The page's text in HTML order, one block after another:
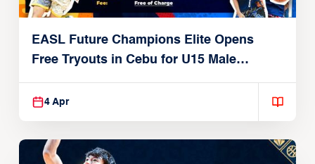
EASL Future Champions Elite Opens
Free Tryouts in Cebu for U15 Male
Players
4 Apr